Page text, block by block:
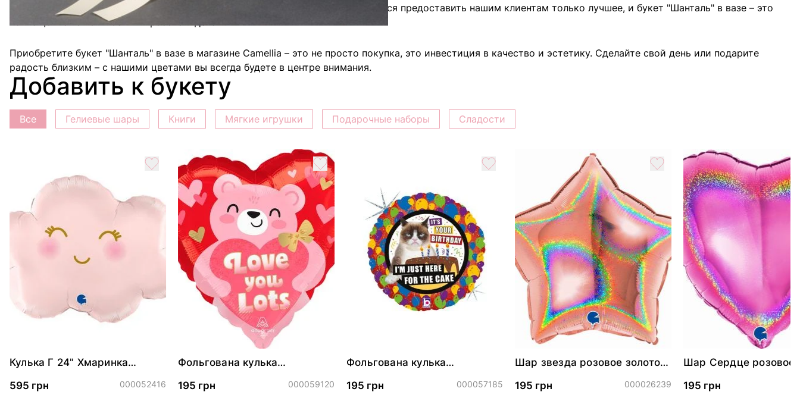
и каждый букет является уникальным произведением искусства. Мы стремимся предоставить нашим клиентам только лучшее, и букет "Шанталь" в вазе – это
воплощение нашей любви к красоте и деталям.
Приобретите букет "Шанталь" в вазе в магазине Camellia – это не просто покупка, это инвестиция в качество и эстетику. Сделайте свой день или подарите
радость близким – с нашими цветами вы всегда будете в центре внимания.
Добавить к букету
Все Гелиевые шары Книги Мягкие игрушки Подарочные наборы Сладости
Кулька Г 24" Хмаринка
595 грн
000052416
Фольгована кулька
обіймами"
195 грн 000059120
Фольгована кулька
ДР"
195 грн 000057185
Шар звезда розовое золото
195 грн
000026239
Шар Сердце розовое
195 грн